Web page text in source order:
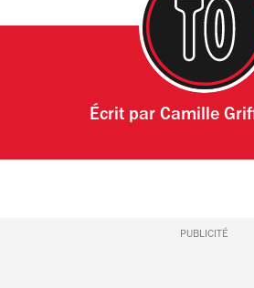
Écrit par Camille
PUBLICITÉ